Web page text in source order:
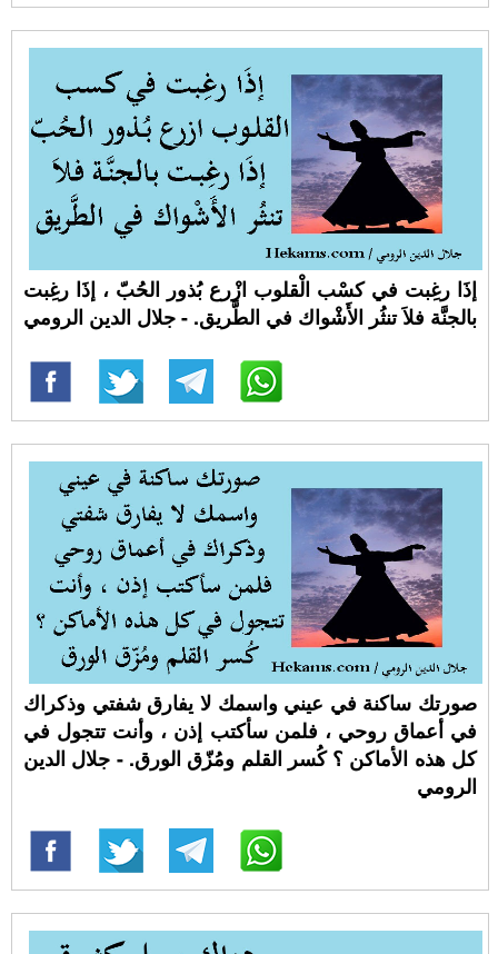
إذَا رغِبت في كسْب الْقلوب ازْرع بُذور الحُبّ ، إذَا رغِبت
بالجنَّة فلاَ تنثُر الأَشْواك في الطَّريق. - جلال الدين الرومي
صورتك ساكنة في عيني واسمك لا يفارق شفتي وذكراك
في أعماق روحي ، فلمن سأكتب إذن ، وأنت تتجول في
كل هذه الأماكن ؟ كُسر القلم ومُزّق الورق. - جلال الدين
الرومي